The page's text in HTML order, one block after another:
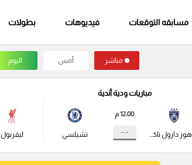
مسابقه التوقعات فيديوهات بطولات
مباشر أمس اليوم
مباريات ودية أندية
جوهور دارول تاكزيم
12:00 م
- : - تشيلسي ليفربول